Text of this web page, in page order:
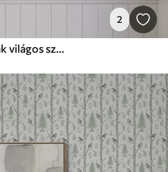
2
Falvédő Geometrikus minták világos színekben